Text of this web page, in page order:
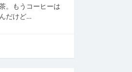
。もうコーヒーは
だけど…